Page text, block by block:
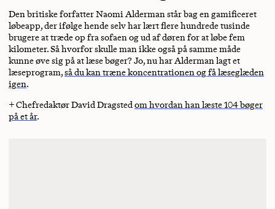
Den britiske forfatter Naomi Alderman står bag en gamificeret
løbeapp, der ifølge hende selv har lært flere hundrede tusinde
brugere at træde op fra sofaen og ud af døren for at løbe fem
kilometer. Så hvorfor skulle man ikke også på samme måde
kunne øve sig på at læse bøger? Jo, nu har Alderman lagt et
læseprogram,så du kan træne koncentrationen og få læseglæden
igen.
+ Chefredaktør David Dragstedom hvordan han læste 104 bøger
på et år.